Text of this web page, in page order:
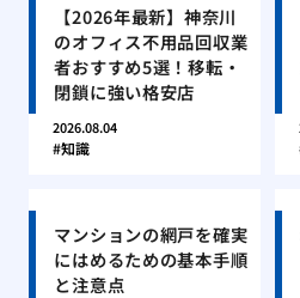
【2026年最新】神奈川
のオフィス不用品回収業
者おすすめ5選！移転・
閉鎖に強い格安店
2026.08.04
知識
マンションの網戸を確実
にはめるための基本手順
と注意点